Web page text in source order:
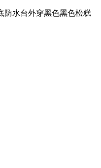
防水台外穿黑色黑色松糕